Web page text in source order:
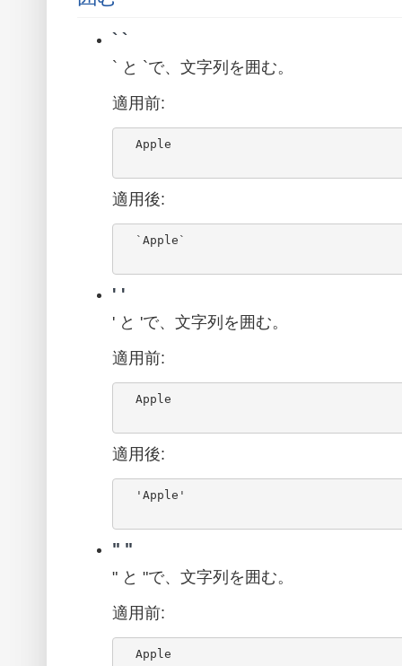
` `
` と `で、文字列を囲む。
適用前:
  Apple
適用後:
' '
' と 'で、文字列を囲む。
適用前:
  Apple
適用後:
" "
" と "で、文字列を囲む。
適用前:
  Apple